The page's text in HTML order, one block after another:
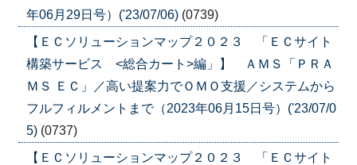
年06月29日号）('23/07/06) (0739)
【ＥＣソリューションマップ２０２３ 「ＥＣサイト
構築サービス <総合カート>編」】 ＡＭＳ「ＰＲＡ
ＭＳ ＥＣ」／高い提案力でＯＭＯ支援／システムから
フルフィルメントまで（2023年06月15日号）('23/07/0
5) (0737)
【ＥＣソリューションマップ２０２３ 「ＥＣサイト